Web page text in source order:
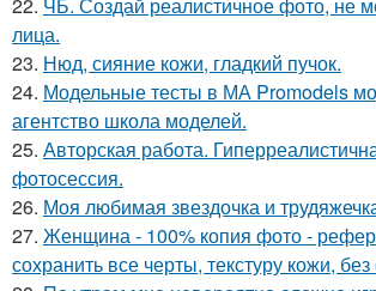
лица.
23. Нюд, сияние кожи, гладкий пучок.
24. Модельные тесты в МА Promodels
агентство школа моделей.
25. Авторская работа.
фотосессия.
26. Моя любимая звездочка и
27. Женщина - 100% копия фото -
сохранить все черты, текстуру кожи,